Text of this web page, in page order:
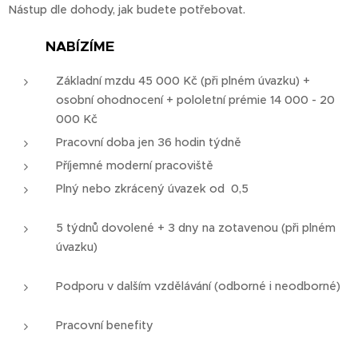
Nástup dle dohody, jak budete potřebovat.
💰 NABÍZÍME
Základní mzdu 45 000 Kč (při plném úvazku) +
osobní ohodnocení + pololetní prémie 14 000 - 20
000 Kč
Pracovní doba jen 36 hodin týdně
Příjemné moderní pracoviště
Plný nebo zkrácený úvazek od 0,5
5 týdnů dovolené + 3 dny na zotavenou (při plném
úvazku)
Podporu v dalším vzdělávání (odborné i neodborné)
Pracovní benefity